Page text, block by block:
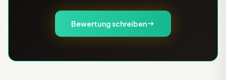
Bewertung schreiben